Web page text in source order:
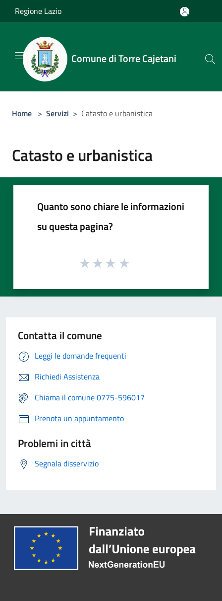
Salta al contenuto principale
Regione Lazio
Comune di Torre Cajetani
Home > Servizi > Catasto e urbanistica
Catasto e urbanistica
Quanto sono chiare le informazioni
su questa pagina?
Contatta il comune
Leggi le domande frequenti
Richiedi Assistenza
Chiama il comune 0775-596017
Prenota un appuntamento
Problemi in città
Segnala disservizio